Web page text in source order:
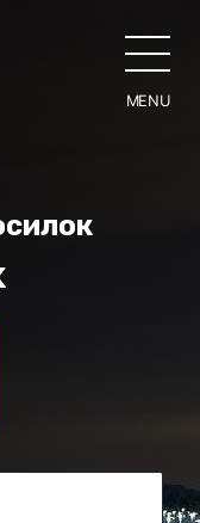
MENU